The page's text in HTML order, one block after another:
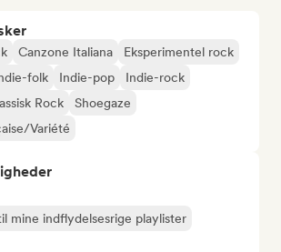
Canzone Italiana
Eksperimentel rock
folk Indie-pop
Indie-rock
Rock
Shoegaze
Variété
mine indflydelsesrige playlister